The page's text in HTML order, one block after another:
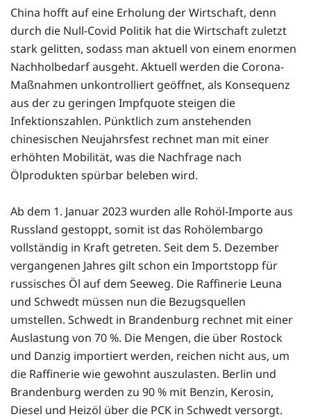
China hofft auf eine Erholung der Wirtschaft, denn
durch die Null-Covid Politik hat die Wirtschaft zuletzt
stark gelitten, sodass man aktuell von einem enormen
Nachholbedarf ausgeht. Aktuell werden die Corona-
Maßnahmen unkontrolliert geöffnet, als Konsequenz
aus der zu geringen Impfquote steigen die
Infektionszahlen. Pünktlich zum anstehenden
chinesischen Neujahrsfest rechnet man mit einer
erhöhten Mobilität, was die Nachfrage nach
Ölprodukten spürbar beleben wird.
Ab dem 1. Januar 2023 wurden alle Rohöl-Importe aus
Russland gestoppt, somit ist das Rohölembargo
vollständig in Kraft getreten. Seit dem 5. Dezember
vergangenen Jahres gilt schon ein Importstopp für
russisches Öl auf dem Seeweg. Die Raffinerie Leuna
und Schwedt müssen nun die Bezugsquellen
umstellen. Schwedt in Brandenburg rechnet mit einer
Auslastung von 70 %. Die Mengen, die über Rostock
und Danzig importiert werden, reichen nicht aus, um
die Raffinerie wie gewohnt auszulasten. Berlin und
Brandenburg werden zu 90 % mit Benzin, Kerosin,
Diesel und Heizöl über die PCK in Schwedt versorgt.